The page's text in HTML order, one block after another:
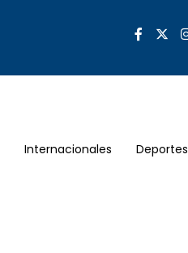
Internacionales Deportes